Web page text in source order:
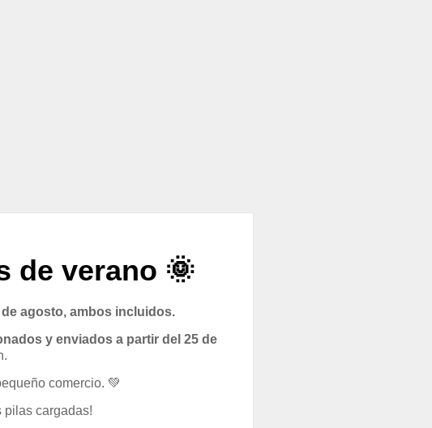
de verano 🌞
agosto, ambos incluidos.
y enviados a partir del 25 de
comercio. 💚
pilas cargadas!